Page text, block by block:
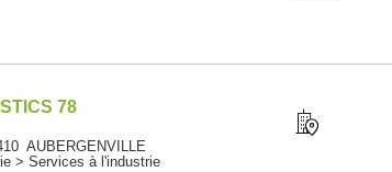
78
AUBERGENVILLE
> Services à l'industrie